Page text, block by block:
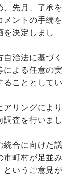
、先月、了承を
メントの手続を
を決定しまし
治法に基づく
による任意の実
ることとしてい
リングにより
調査を行いまし
合に向けた議
市町村が足並み
というご意見が